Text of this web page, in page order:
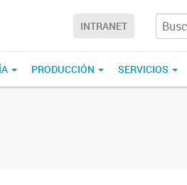
INTRANET
PRODUCCIÓN SERVICIOS